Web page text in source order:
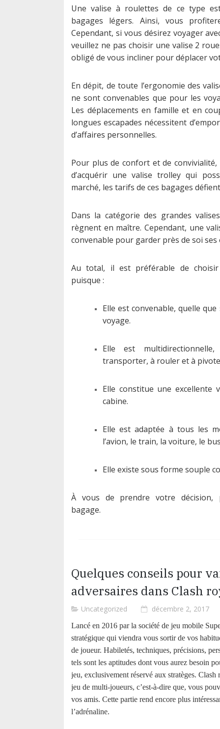
Une valise à roulettes de ce type
bagages légers. Ainsi, vous
Cependant, si vous désirez voyager
veuillez ne pas choisir une valise 2
obligé de vous incliner pour déplacer
En dépit, de toute l’ergonomie des
ne sont convenables que pour les
Les déplacements en famille et en
longues escapades nécessitent
d’affaires personnelles.
Pour plus de confort et de
d’acquérir une valise trolley qui
marché, les tarifs de ces bagages
Dans la catégorie des grandes
règnent en maître. Cependant, une
convenable pour garder près de soi
Au total, il est préférable de
puisque :
Elle est convenable, quelle
voyage.
Elle est
transporter, à rouler et à
Elle constitue une excellente
cabine.
Elle est adaptée à tous les
l’avion, le train, la voiture, le
Elle existe sous forme souple
À vous de prendre votre décision,
bagage.
Quelques conseils pour
adversaires dans Clash
Uncategorized
Posted
décembre 2, 2017
Lancé en 2016 par la société de jeu mobile
stratégique qui viendra vous sortir de vos
de joueur. Habiletés, techniques, précisions,
tels sont les aptitudes dont vous aurez besoin
jeu, exclusivement réservé aux stratèges. Clash
jeu de multi-joueurs, c’est-à-dire que, vous
vos amis. Cette partie rend encore plus
l’adrénaline.